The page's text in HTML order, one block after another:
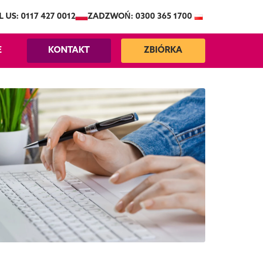
US: 0117 427 0012
ZADZWOŃ: 0300 365 1700
KONTAKT ZBIÓRKA